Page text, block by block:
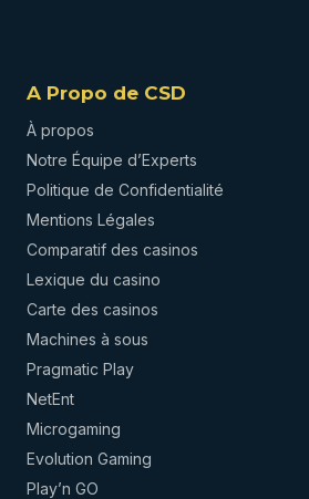
A Propo de CSD
À propos
Notre Équipe d’Experts
Politique de Confidentialité
Mentions Légales
Comparatif des casinos
Lexique du casino
Carte des casinos
Machines à sous
Pragmatic Play
NetEnt
Microgaming
Evolution Gaming
Play’n GO